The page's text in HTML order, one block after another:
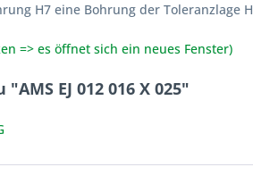
H7 eine Bohrung der Toleranzlage
=> es öffnet sich ein neues Fenster)
EJ 012 016 X 025"